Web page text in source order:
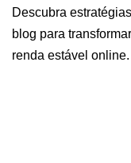
Descubra
blog para
renda estável online.